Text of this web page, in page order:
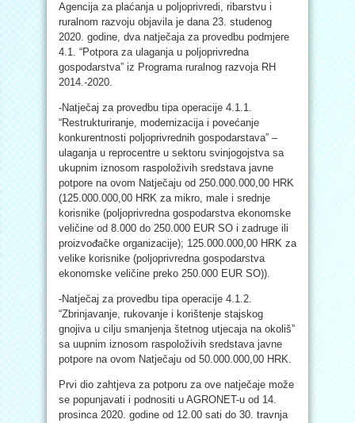
Agencija za plaćanja u poljoprivredi, ribarstvu i
ruralnom razvoju objavila je dana 23. studenog
2020. godine, dva natječaja za provedbu podmjere
4.1. “Potpora za ulaganja u poljoprivredna
gospodarstva” iz Programa ruralnog razvoja RH
2014.-2020.
-Natječaj za provedbu tipa operacije 4.1.1.
“Restrukturiranje, modernizacija i povećanje
konkurentnosti poljoprivrednih gospodarstava” –
ulaganja u reprocentre u sektoru svinjogojstva sa
ukupnim iznosom raspoloživih sredstava javne
potpore na ovom Natječaju od 250.000.000,00 HRK
(125.000.000,00 HRK za mikro, male i srednje
korisnike (poljoprivredna gospodarstva ekonomske
veličine od 8.000 do 250.000 EUR SO i zadruge ili
proizvođačke organizacije); 125.000.000,00 HRK za
velike korisnike (poljoprivredna gospodarstva
ekonomske veličine preko 250.000 EUR SO)).
-Natječaj za provedbu tipa operacije 4.1.2.
“Zbrinjavanje, rukovanje i korištenje stajskog
gnojiva u cilju smanjenja štetnog utjecaja na okoliš”
sa uupnim iznosom raspoloživih sredstava javne
potpore na ovom Natječaju od 50.000.000,00 HRK.
Prvi dio zahtjeva za potporu za ove natječaje može
se popunjavati i podnositi u AGRONET-u od 14.
prosinca 2020. godine od 12.00 sati do 30. travnja